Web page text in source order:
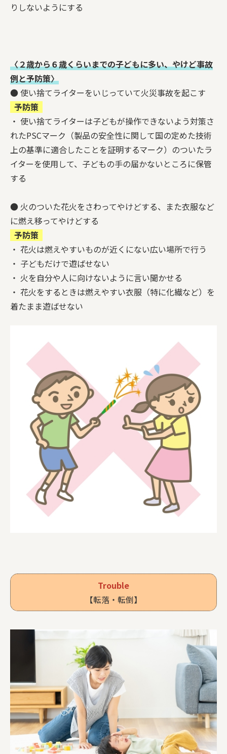
りしないようにする
〈２歳から６歳くらいまでの子どもに多い、やけど事故
例と予防策〉
● 使い捨てライターをいじっていて火災事故を起こす
予防策
・ 使い捨てライターは子どもが操作できないよう対策さ
れたPSCマーク（製品の安全性に関して国の定めた技術
上の基準に適合したことを証明するマーク）のついたラ
イターを使用して、子どもの手の届かないところに保管
する
● 火のついた花火をさわってやけどする、また衣服など
に燃え移ってやけどする
予防策
・ 花火は燃えやすいものが近くにない広い場所で行う
・ 子どもだけで遊ばせない
・ 火を自分や人に向けないように言い聞かせる
・ 花火をするときは燃えやすい衣服（特に化繊など）を
着たまま遊ばせない
Trouble
【転落・転倒】